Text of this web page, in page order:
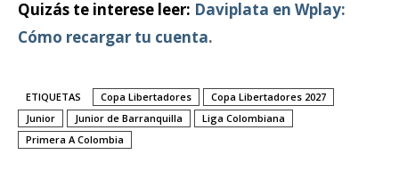
Quizás te interese leer: Daviplata en Wplay:
Cómo recargar tu cuenta.
ETIQUETAS Copa Libertadores
Copa Libertadores 2027
Junior
Junior de Barranquilla
Liga Colombiana
Primera A Colombia